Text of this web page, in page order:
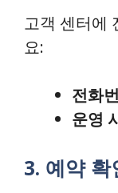
고객 센터에
요:
전화
운영
3. 예약 확